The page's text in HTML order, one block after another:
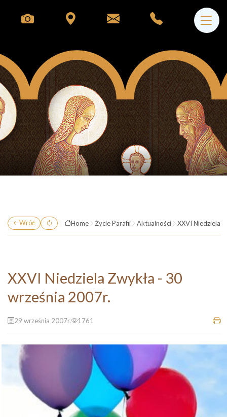
Wróć | Home Życie Parafii Aktualności XXVI Niedziela
XXVI Niedziela Zwykła - 30
września 2007r.
29 września 2007r. 1761